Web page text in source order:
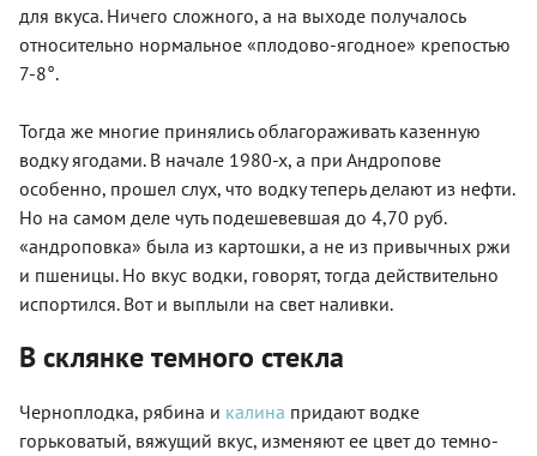
для вкуса. Ничего сложного, а на выходе получалось
относительно нормальное «плодово-ягодное» крепостью
7-8°.
Тогда же многие принялись облагораживать казенную
водку ягодами. В начале 1980-х, а при Андропове
особенно, прошел слух, что водку теперь делают из нефти.
Но на самом деле чуть подешевевшая до 4,70 руб.
«андроповка» была из картошки, а не из привычных ржи
и пшеницы. Но вкус водки, говорят, тогда действительно
испортился. Вот и выплыли на свет наливки.
В склянке темного стекла
Черноплодка, рябина и калина придают водке
горьковатый, вяжущий вкус, изменяют ее цвет до темно-